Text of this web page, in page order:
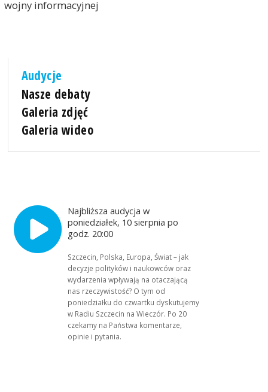
wojny informacyjnej
Audycje
Nasze debaty
Galeria zdjęć
Galeria wideo
Najbliższa audycja w
poniedziałek, 10 sierpnia po
godz. 20:00
Szczecin, Polska, Europa, Świat – jak
decyzje polityków i naukowców oraz
wydarzenia wpływają na otaczającą
nas rzeczywistość? O tym od
poniedziałku do czwartku dyskutujemy
w Radiu Szczecin na Wieczór. Po 20
czekamy na Państwa komentarze,
opinie i pytania.